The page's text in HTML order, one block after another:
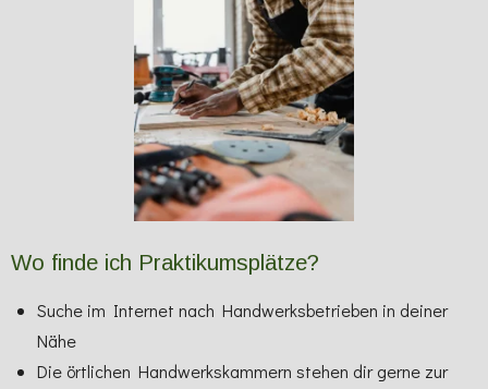
Wo finde ich Praktikumsplätze?
Suche im Internet nach Handwerksbetrieben in deiner
Nähe
Die örtlichen Handwerkskammern stehen dir gerne zur